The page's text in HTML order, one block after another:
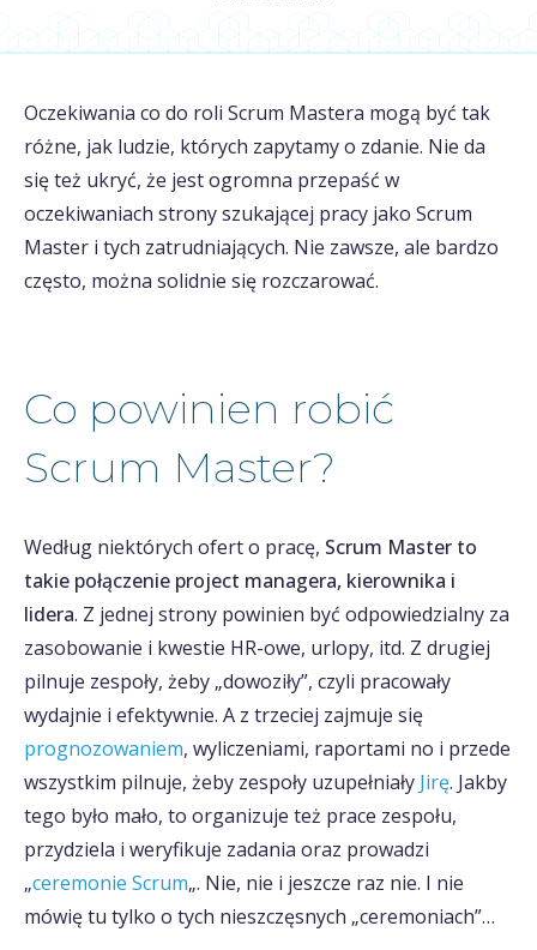
Oczekiwania co do roli Scrum Mastera mogą być tak
różne, jak ludzie, których zapytamy o zdanie. Nie da
się też ukryć, że jest ogromna przepaść w
oczekiwaniach strony szukającej pracy jako Scrum
Master i tych zatrudniających. Nie zawsze, ale bardzo
często, można solidnie się rozczarować.
Co powinien robić
Scrum Master?
Według niektórych ofert o pracę, Scrum Master to
takie połączenie project managera, kierownika i
lidera. Z jednej strony powinien być odpowiedzialny za
zasobowanie i kwestie HR-owe, urlopy, itd. Z drugiej
pilnuje zespoły, żeby „dowoziły”, czyli pracowały
wydajnie i efektywnie. A z trzeciej zajmuje się
prognozowaniem, wyliczeniami, raportami no i przede
wszystkim pilnuje, żeby zespoły uzupełniały Jirę. Jakby
tego było mało, to organizuje też prace zespołu,
przydziela i weryfikuje zadania oraz prowadzi
„ceremonie Scrum„. Nie, nie i jeszcze raz nie. I nie
mówię tu tylko o tych nieszczęsnych „ceremoniach”…